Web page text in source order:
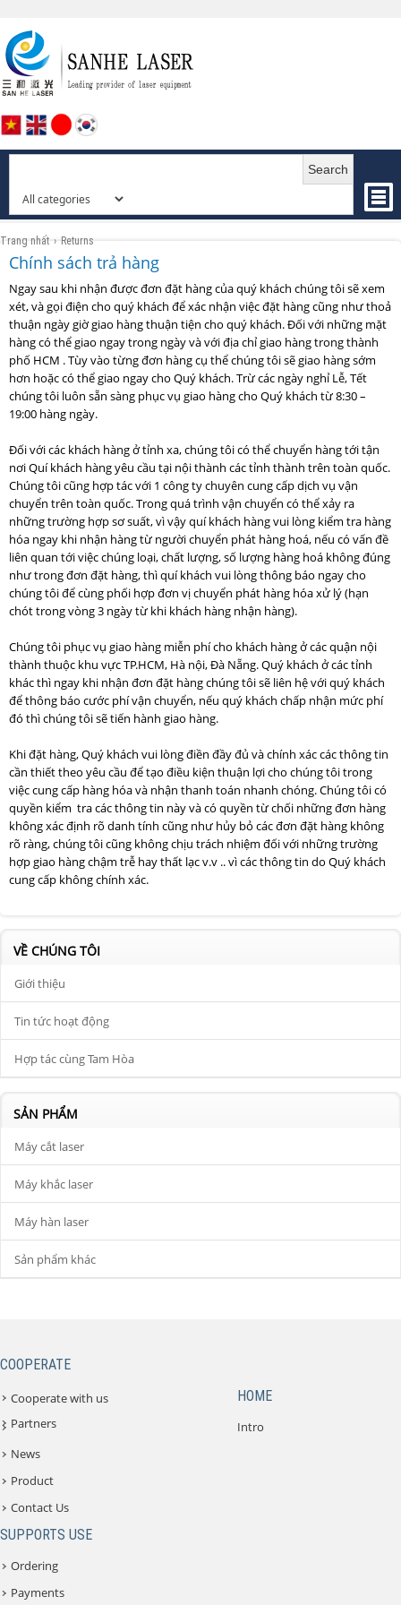
Search
Trang nhất › Returns
Chính sách trả hàng
Ngay sau khi nhận được đơn đặt hàng của quý khách chúng tôi sẽ xem
xét, và gọi điện cho quý khách để xác nhận việc đặt hàng cũng như thoả
thuận ngày giờ giao hàng thuận tiện cho quý khách. Đối với những mặt
hàng có thể giao ngay trong ngày và với địa chỉ giao hàng trong thành
phố HCM . Tùy vào từng đơn hàng cụ thể chúng tôi sẽ giao hàng sớm
hơn hoặc có thể giao ngay cho Quý khách. Trừ các ngày nghỉ Lễ, Tết
chúng tôi luôn sẵn sàng phục vụ giao hàng cho Quý khách từ 8:30 –
19:00 hàng ngày.
Đối với các khách hàng ở tỉnh xa, chúng tôi có thể chuyển hàng tới tận
nơi Quí khách hàng yêu cầu tại nội thành các tỉnh thành trên toàn quốc.
Chúng tôi cũng hợp tác với 1 công ty chuyên cung cấp dịch vụ vận
chuyển trên toàn quốc. Trong quá trình vận chuyển có thể xảy ra
những trường hợp sơ suất, vì vậy quí khách hàng vui lòng kiểm tra hàng
hóa ngay khi nhận hàng từ người chuyển phát hàng hoá, nếu có vấn đề
liên quan tới việc chúng loại, chất lượng, số lượng hàng hoá không đúng
như trong đơn đặt hàng, thì quí khách vui lòng thông báo ngay cho
chúng tôi để cùng phối hợp đơn vị chuyển phát hàng hóa xử lý (hạn
chót trong vòng 3 ngày từ khi khách hàng nhận hàng).
Chúng tôi phục vụ giao hàng miễn phí cho khách hàng ở các quận nội
thành thuộc khu vực TP.HCM, Hà nội, Đà Nẵng. Quý khách ở các tỉnh
khác thì ngay khi nhận đơn đặt hàng chúng tôi sẽ liên hệ với quý khách
để thông báo cước phí vận chuyển, nếu quý khách chấp nhận mức phí
đó thì chúng tôi sẽ tiến hành giao hàng.
Khi đặt hàng, Quý khách vui lòng điền đầy đủ và chính xác các thông tin
cần thiết theo yêu cầu để tạo điều kiện thuận lợi cho chúng tôi trong
việc cung cấp hàng hóa và nhận thanh toán nhanh chóng. Chúng tôi có
quyền kiểm tra các thông tin này và có quyền từ chối những đơn hàng
không xác định rõ danh tính cũng như hủy bỏ các đơn đặt hàng không
rõ ràng, chúng tôi cũng không chịu trách nhiệm đối với những trường
hợp giao hàng chậm trễ hay thất lạc v.v .. vì các thông tin do Quý khách
cung cấp không chính xác.
VỀ CHÚNG TÔI
Giới thiệu
Tin tức hoạt động
Hợp tác cùng Tam Hòa
SẢN PHẨM
Máy cắt laser
Máy khắc laser
Máy hàn laser
Sản phẩm khác
COOPERATE
Cooperate with us
Partners
HOME
Intro
News
Product
Contact Us
SUPPORTS USE
Ordering
Payments